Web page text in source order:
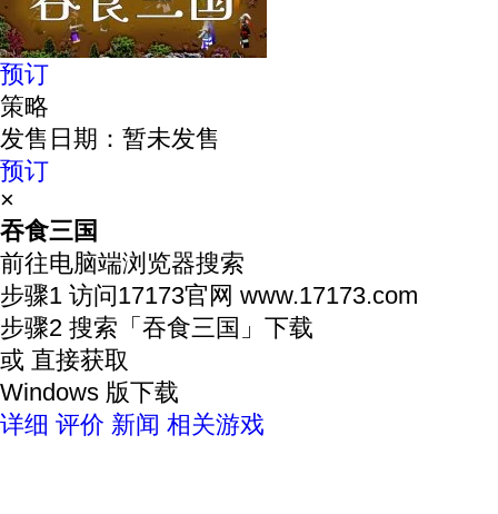
预订
策略
发售日期：暂未发售
预订
×
吞食三国
前往电脑端浏览器搜索
步骤1 访问17173官网 www.17173.com
步骤2 搜索 「吞食三国」 下载
或 直接获取
Windows 版下载
详细 评价 新闻 相关游戏